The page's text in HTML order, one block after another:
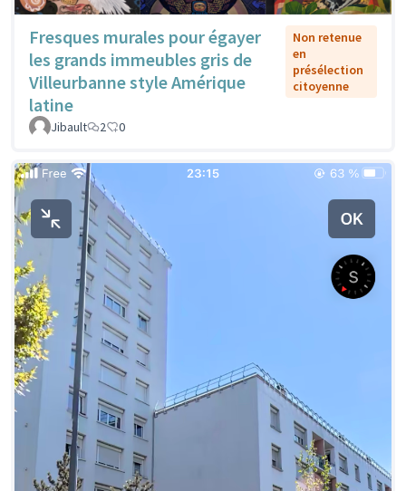
Fresques murales pour égayer
les grands immeubles gris de
Villeurbanne style Amérique
latine
Non retenue
en
présélection
citoyenne
Jibault 2 0